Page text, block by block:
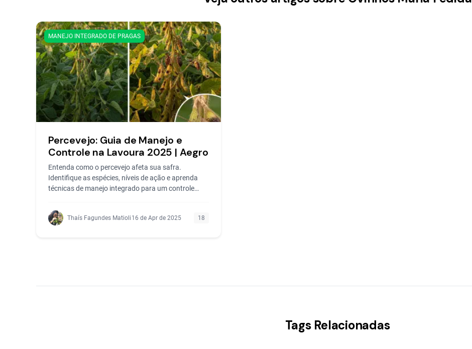
MANEJO INTEGRADO DE PRAGAS
Percevejo: Guia de Manejo e
Controle na Lavoura 2025 | Aegro
Entenda como o percevejo afeta sua safra.
Identifique as espécies, níveis de ação e aprenda
técnicas de manejo integrado para um controle
Thaís Fagundes Matioli 16 de Apr de 2025 18
Tags Relacionadas